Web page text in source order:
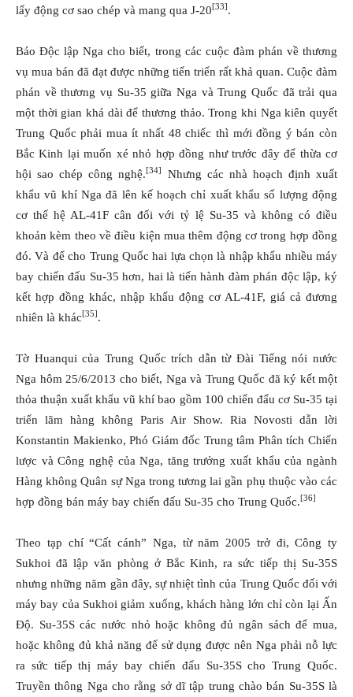
lấy động cơ sao chép và mang qua J-20[33] .
Báo Độc lập Nga cho biết, trong các cuộc đàm phán về thương
vụ mua bán đã đạt được những tiến triển rất khả quan. Cuộc đàm
phán về thương vụ Su-35 giữa Nga và Trung Quốc đã trải qua
một thời gian khá dài để thương thảo. Trong khi Nga kiên quyết
Trung Quốc phải mua ít nhất 48 chiếc thì mới đồng ý bán còn
Bắc Kinh lại muốn xé nhỏ hợp đồng như trước đây để thừa cơ
hội sao chép công nghệ.[34]
Nhưng các nhà hoạch định xuất
khẩu vũ khí Nga đã lên kế hoạch chỉ xuất khẩu số lượng động
cơ thế hệ AL-41F cân đối với tỷ lệ Su-35 và không có điều
khoản kèm theo về điều kiện mua thêm động cơ trong hợp đồng
đó. Và để cho Trung Quốc hai lựa chọn là nhập khẩu nhiều máy
bay chiến đấu Su-35 hơn, hai là tiến hành đàm phán độc lập, ký
kết hợp đồng khác, nhập khẩu động cơ AL-41F, giá cả đương
nhiên là khác[35] .
Tờ Huanqui của Trung Quốc trích dẫn từ Đài Tiếng nói nước
Nga hôm 25/6/2013 cho biết, Nga và Trung Quốc đã ký kết một
thỏa thuận xuất khẩu vũ khí bao gồm 100 chiến đấu cơ Su-35 tại
triển lãm hàng không Paris Air Show. Ria Novosti dẫn lời
Konstantin Makienko, Phó Giám đốc Trung tâm Phân tích Chiến
lược và Công nghệ của Nga, tăng trưởng xuất khẩu của ngành
Hàng không Quân sự Nga trong tương lai gần phụ thuộc vào các
hợp đồng bán máy bay chiến đấu Su-35 cho Trung Quốc.[36]
Theo tạp chí “Cất cánh” Nga, từ năm 2005 trở đi, Công ty
Sukhoi đã lập văn phòng ở Bắc Kinh, ra sức tiếp thị Su-35S
nhưng những năm gần đây, sự nhiệt tình của Trung Quốc đối với
máy bay của Sukhoi giảm xuống, khách hàng lớn chỉ còn lại Ấn
Độ. Su-35S các nước nhỏ hoặc không đủ ngân sách để mua,
hoặc không đủ khả năng để sử dụng được nên Nga phải nỗ lực
ra sức tiếp thị máy bay chiến đấu Su-35S cho Trung Quốc.
Truyền thông Nga cho rằng sở dĩ tập trung chào bán Su-35S là